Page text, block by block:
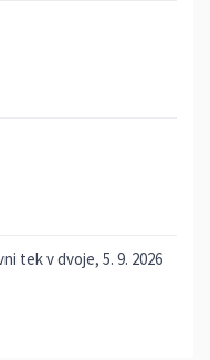
tek v dvoje, 5. 9. 2026